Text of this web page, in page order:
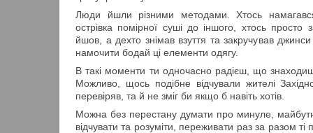
Люди йшли різними методами. Хтось
острівка помірної суші до іншого, хтось
йшов, а дехто знімав взуття та закручував
намочити бодай ці елементи одягу.
В такі моменти ти одночасно радієш, що
Можливо, щось подібне відчували жителі
перевіряв, та й не зміг би якщо б навіть хотів.
Можна без перестану думати про минуле,
відчувати та розуміти, переживати раз за разом ті